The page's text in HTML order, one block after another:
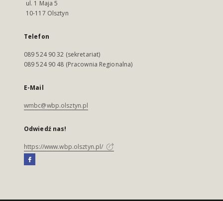
ul. 1 Maja 5
10-117 Olsztyn
Telefon
089 524 90 32 (sekretariat)
089 524 90 48 (Pracownia Regionalna)
E-Mail
wmbc@wbp.olsztyn.pl
Odwiedź nas!
https://www.wbp.olsztyn.pl/